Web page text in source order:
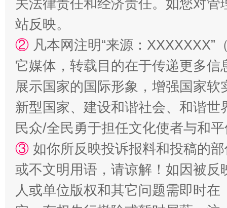
关法律责任和经济责任。如您对
站反映。
② 凡本网注明“来源：
它媒体，转载目的在于传递更多
展示国家的国际形象，增强国家
新型国家、建设和谐社会、和谐
民众/全民勇于担任文化使者与和
③ 如你所反映投诉报料和投稿的
或不文明用语，请谅解！如因被
人或单位版权和其它问题需即时在